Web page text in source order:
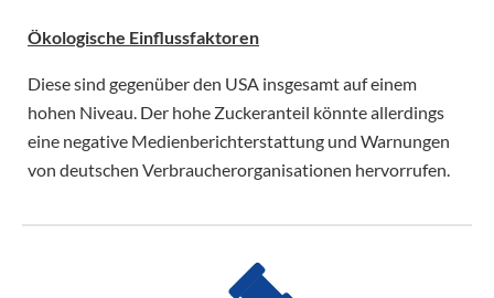
Ökologische Einflussfaktoren
Diese sind gegenüber den USA insgesamt auf einem
hohen Niveau. Der hohe Zuckeranteil könnte allerdings
eine negative Medienberichterstattung und Warnungen
von deutschen Verbraucherorganisationen hervorrufen.